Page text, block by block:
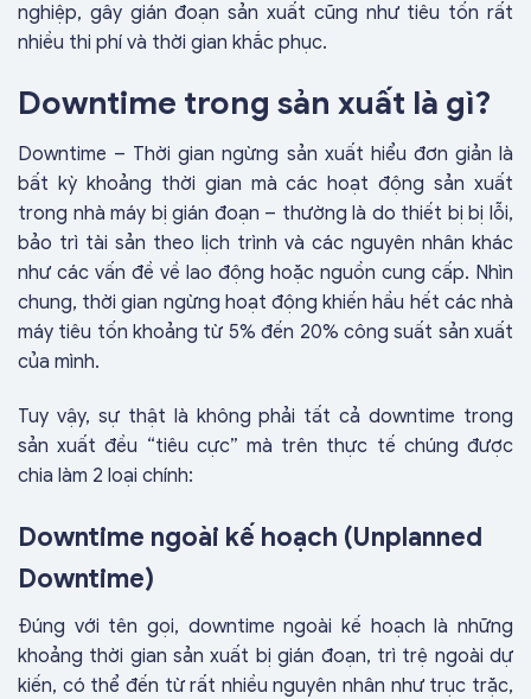
nghiệp, gây gián đoạn sản xuất cũng như tiêu tốn rất
nhiều thi phí và thời gian khắc phục.
Downtime trong sản xuất là gì?
Downtime – Thời gian ngừng sản xuất hiểu đơn giản là
bất kỳ khoảng thời gian mà các hoạt động sản xuất
trong nhà máy bị gián đoạn – thường là do thiết bị bị lỗi,
bảo trì tài sản theo lịch trình và các nguyên nhân khác
như các vấn đề về lao động hoặc nguồn cung cấp. Nhìn
chung, thời gian ngừng hoạt động khiến hầu hết các nhà
máy tiêu tốn khoảng từ 5% đến 20% công suất sản xuất
của mình.
Tuy vậy, sự thật là không phải tất cả downtime trong
sản xuất đều “tiêu cực” mà trên thực tế chúng được
chia làm 2 loại chính:
Downtime ngoài kế hoạch (Unplanned
Downtime)
Đúng với tên gọi, downtime ngoài kế hoạch là những
khoảng thời gian sản xuất bị gián đoạn, trì trệ ngoài dự
kiến, có thể đến từ rất nhiều nguyên nhân như trục trặc,